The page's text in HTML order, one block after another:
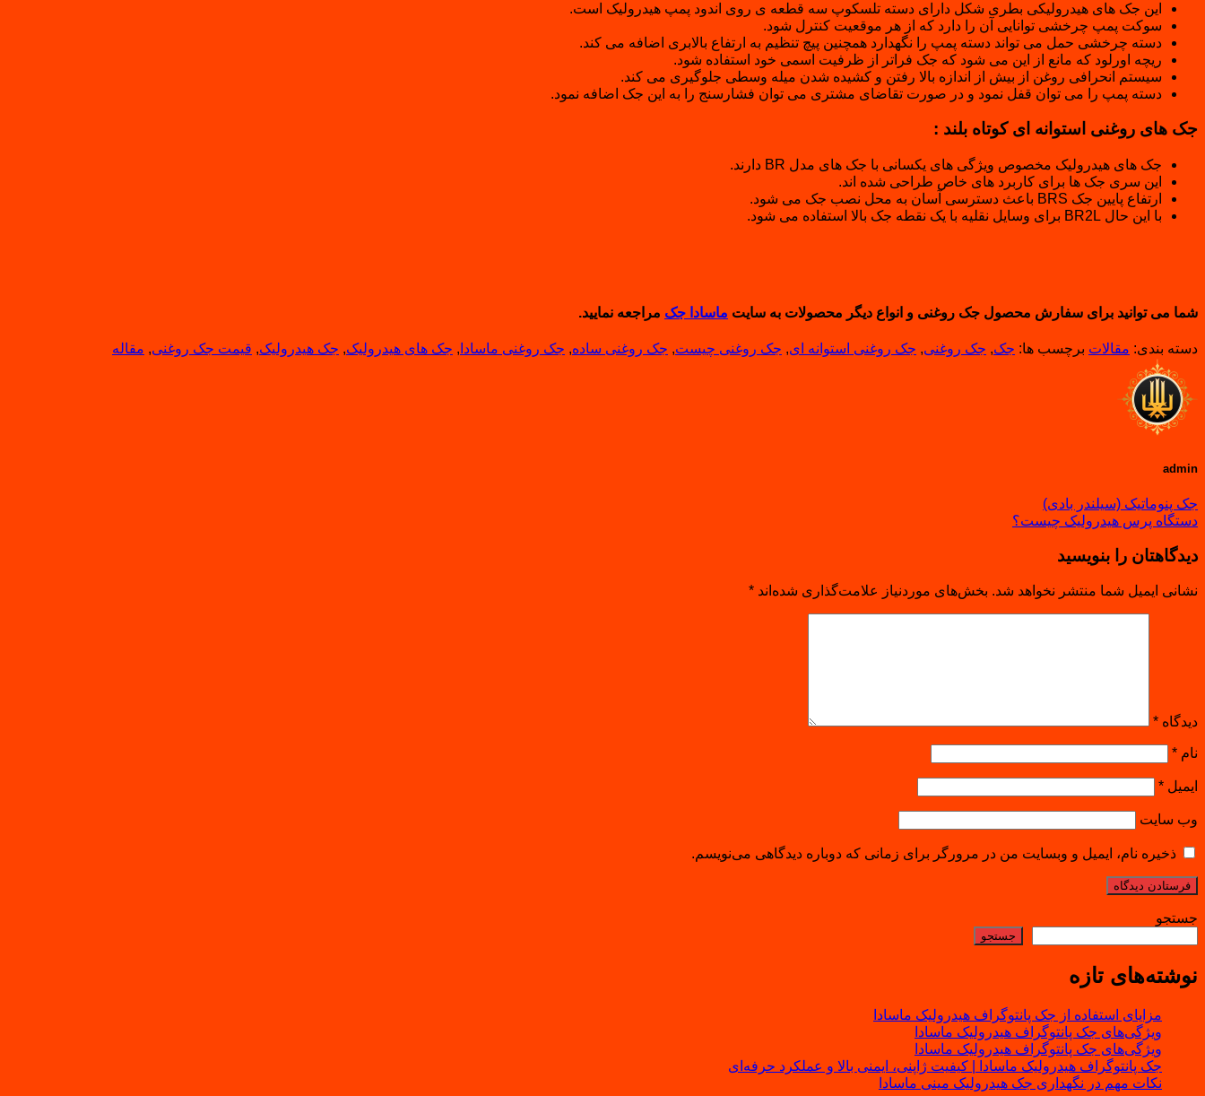
این جک های هیدرولیکی بطری شکل دارای دسته تلسکوپ سه قطعه ی روی اندود پمپ هیدرولیک است.
سوکت پمپ چرخشی توانایی آن را دارد که از هر موقعیت کنترل شود.
دسته چرخشی حمل می تواند دسته پمپ را نگهدارد همچنین پیچ تنظیم به ارتفاع بالابری اضافه می کند.
ریچه اورلود که مانع از این می شود که جک فراتر از ظرفیت اسمی خود استفاده شود.
سیستم انحرافی روغن از بیش از اندازه بالا رفتن و کشیده شدن میله وسطی جلوگیری می کند.
دسته پمپ را می توان قفل نمود و در صورت تقاضای مشتری می توان فشارسنج را به این جک اضافه نمود.
جک های روغنی استوانه ای کوتاه بلند :
جک های هیدرولیک مخصوص ویژگی های یکسانی با جک های مدل BR دارند.
این سری جک ها برای کاربرد های خاص طراحی شده اند.
ارتفاع پایین جک BRS باعث دسترسی آسان به محل نصب جک می شود.
با این حال BR2L برای وسایل نقلیه با یک نقطه جک بالا استفاده می شود.
شما می توانید برای سفارش محصول جک روغنی و انواع دیگر محصولات به سایت ماسادا جک مراجعه نمایید.
دسته بندی: مقالات برچسب ها: جک, جک روغنی, جک روغنی استوانه ای, جک روغنی چیست, جک روغنی ساده, جک روغنی ماسادا , جک های هیدرولیک, جک هیدرولیک, قیمت جک روغنی, مقاله
admin
جک پنوماتیک (سیلندر بادی)
دستگاه پرس هیدرولیک چیست؟
دیدگاهتان را بنویسید
نشانی ایمیل شما منتشر نخواهد شد. بخش‌های موردنیاز علامت‌گذاری شده‌اند *
دیدگاه *
نام *
ایمیل *
وب‌ سایت
ذخیره نام، ایمیل و وبسایت من در مرورگر برای زمانی که دوباره دیدگاهی می‌نویسم.
جستجو
جستجو
نوشته‌های تازه
مزایای استفاده از جک پانتوگراف هیدرولیک ماسادا
ویژگی‌های جک پانتوگراف هیدرولیک ماسادا
ویژگی‌های جک پانتوگراف هیدرولیک ماسادا
جک پانتوگراف هیدرولیک ماسادا | کیفیت ژاپنی، ایمنی بالا و عملکرد حرفه‌ای
نکات مهم در نگهداری جک هیدرولیک مینی ماسادا